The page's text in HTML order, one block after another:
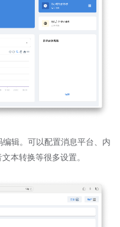
辑。可以配置消息平台、内
本转换等很多设置。